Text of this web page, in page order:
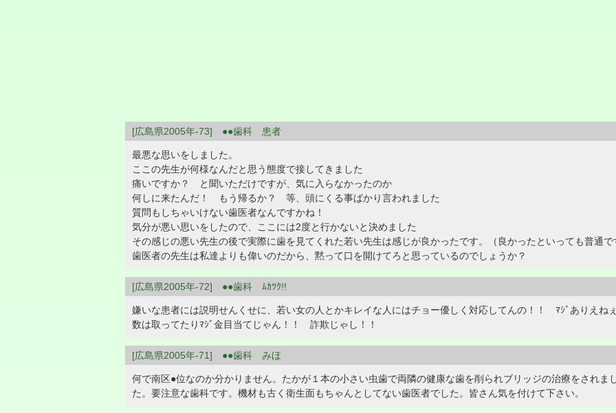
[広島県2005年-73] ●●歯科 患者
最悪な思いをしました。
ここの先生が何様なんだと思う態度で接してきました
痛いですか？ と聞いただけですが、気に入らなかったのか
何しに来たんだ！ もう帰るか？ 等、頭にくる事ばかり言われました
質問もしちゃいけない歯医者なんですかね！
気分が悪い思いをしたので、ここには2度と行かないと決めました
その感じの悪い先生の後で実際に歯を見てくれた若い先生は感じが良かったです。（良かったといっても普通で
歯医者の先生は私達よりも偉いのだから、黙って口を開けてろと思っているのでしょうか？
[広島県2005年-72] ●●歯科 ﾑｶﾂｸ!!
嫌いな患者には説明せんくせに、若い女の人とかキレイな人にはチョー優しく対応してんの！！ ﾏｼﾞありえね
数は取ってたりﾏｼﾞ金目当てじゃん！！ 詐欺じゃし！！
[広島県2005年-71] ●●歯科 みほ
何で南区●位なのか分かりません。たかが１本の小さい虫歯で両隣の健康な歯を削られブリッジの治療をされま
た。要注意な歯科です。機材も古く衛生面もちゃんとしてない歯医者でした。皆さん気を付けて下さい。